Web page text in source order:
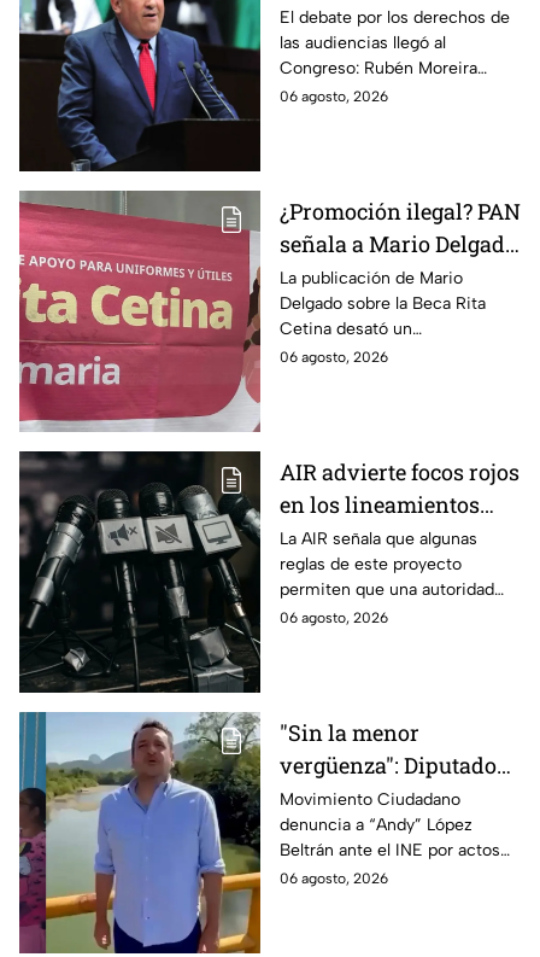
Moreira pide frenar
discusión de
lineamientos de
audiencias hasta
El debate por los derechos de
las audiencias llegó al
Congreso: Rubén Moreira
reclama una consulta con
06 agosto, 2026
¿Promoción ilegal? PAN
señala a Mario Delgado
por publicación sobre
la Beca Rita Cetina
La publicación de Mario
Delgado sobre la Beca Rita
Cetina desató un
enfrentamiento entre Morena
06 agosto, 2026
AIR advierte focos rojos
en los lineamientos
para proteger a las
audiencias
La AIR señala que algunas
reglas de este proyecto
permiten que una autoridad
gubernamental supervise,
06 agosto, 2026
"Sin la menor
vergüenza": Diputado
Juan Zavala denuncia
ante el INE a Andy
López Beltrán por
campaña anticipada en
Movimiento Ciudadano
denuncia a “Andy” López
Beltrán ante el INE por actos
anticipados de campaña en
06 agosto, 2026